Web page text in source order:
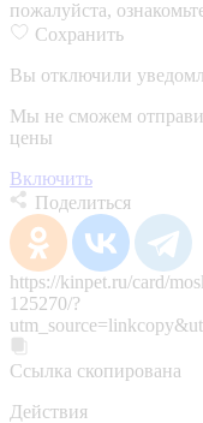
пожалуйста,
Сохранить
Вы отключили
Мы не сможем
цены
Включить
Поделиться
https://kinpet.ru/card/
125270/?
Ссылка скопирована
Действия